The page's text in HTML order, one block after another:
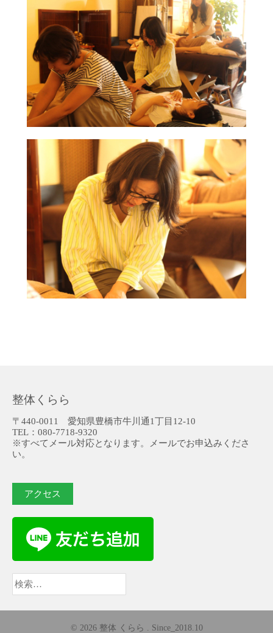
整体くらら
〒440-0011 愛知県豊橋市牛川通1丁目12-10
TEL：080-7718-9320
※すべてメール対応となります。メールでお申込みくださ
い。
アクセス
検
索:
© 2026 整体 くらら . Since_2018.10